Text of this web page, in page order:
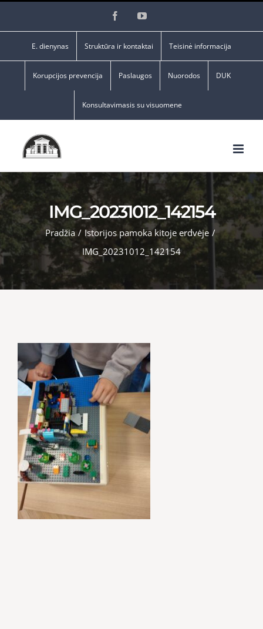
FacebookYouTube
E. dienynas Struktūra ir kontaktai Teisinė informacija
Korupcijos prevencija Paslaugos Nuorodos DUK
Konsultavimasis su visuomene
IMG_20231012_142154
Pradžia / Istorijos pamoka kitoje erdvėje /
IMG_20231012_142154